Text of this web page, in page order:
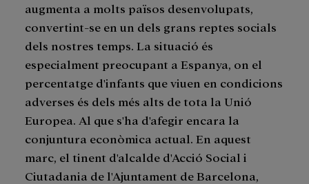
augmenta a molts països desenvolupats,
convertint-se en un dels grans reptes socials
dels nostres temps. La situació és
especialment preocupant a Espanya, on el
percentatge d'infants que viuen en condicions
adverses és dels més alts de tota la Unió
Europea. Al que s'ha d'afegir encara la
conjuntura econòmica actual. En aquest
marc, el tinent d'alcalde d'Acció Social i
Ciutadania de l'Ajuntament de Barcelona,